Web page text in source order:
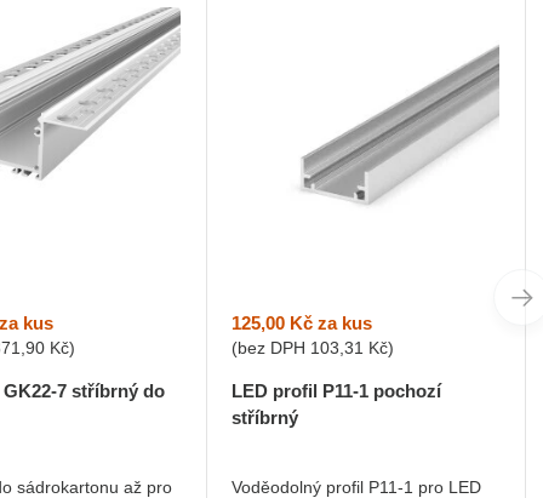
za kus
Kč)
7 stříbrný do
sádrokartonu až pro
125,00 Kč za kus
(bez DPH 103,31 Kč)
LED profil P11-1 pochozí
stříbrný
Voděodolný profil P11-1 pro LED